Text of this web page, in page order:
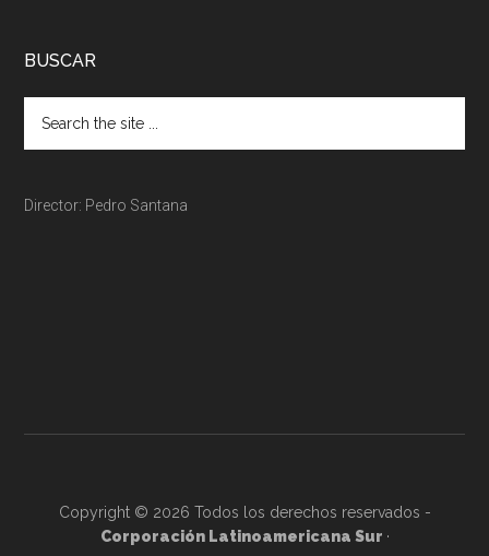
BUSCAR
Director: Pedro Santana
Copyright © 2026 Todos los derechos reservados -
Corporación Latinoamericana Sur ·